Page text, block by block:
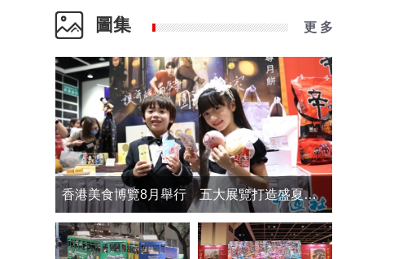
圖集 更 多
香港美食博覽8月舉行 五大展覽打造盛夏嘉年華